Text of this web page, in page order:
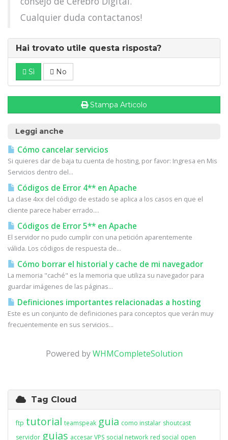
Cualquier duda contactanos!
Hai trovato utile questa risposta?
Sì No
Stampa Articolo
Leggi anche
Cómo cancelar servicios
Si quieres dar de baja tu cuenta de hosting, por favor: Ingresa en Mis
Servicios dentro del...
Códigos de Error 4** en Apache
La clase 4xx del código de estado se aplica a los casos en que el
cliente parece haber errado....
Códigos de Error 5** en Apache
El servidor no pudo cumplir con una petición aparentemente
válida. Los códigos de respuesta de...
Cómo borrar el historial y cache de mi navegador
La memoria "caché" es la memoria que utiliza su navegador para
guardar imágenes de las páginas...
Definiciones importantes relacionadas a hosting
Este es un conjunto de definiciones para conceptos que verán muy
frecuentemente en sus servicios...
Powered byWHMCompleteSolution
Tag Cloud
ftp tutorial teamspeak guia como instalar shoutcast
servidor guias accesar VPS social network red social open